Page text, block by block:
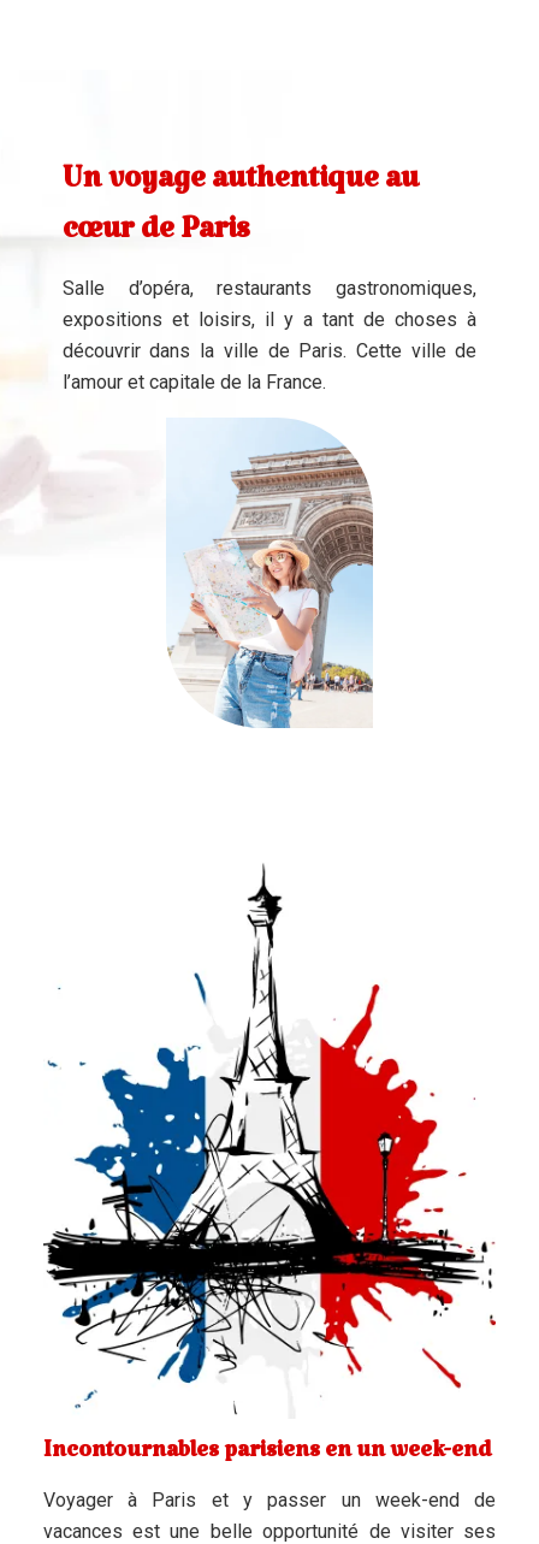
Un voyage authentique au
cœur de Paris
Salle d’opéra, restaurants gastronomiques,
expositions et loisirs, il y a tant de choses à
découvrir dans la ville de Paris. Cette ville de
l’amour et capitale de la France.
Incontournables parisiens en un week-end
Voyager à Paris et y passer un week-end de
vacances est une belle opportunité de visiter ses